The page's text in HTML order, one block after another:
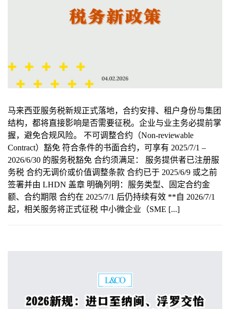
马来西亚服务税新规正式落地，合约安排、租户身份与集团
结构，都将直接影响是否需要征税。企业与业主务必提前掌
握，避免合规风险。 不可调整合约（Non-reviewable
Contract）豁免 符合条件的书面合约，可享有 2025/7/1 –
2026/6/30 的服务税豁免 合约须满足： 服务提供者已注册服
务税 合约无调价或价值调整条款 合约已于 2025/6/9 或之前
签署并由 LHDN 盖章 明确列明：服务类型、固定合约金
额、合约期限 合约在 2025/7/1 后仍持续有效 **自 2026/7/1
起，相关服务将正式征税 中小微企业（SME [...]